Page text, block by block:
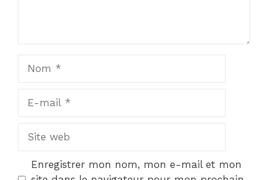
mail
web
Enregistrer mon nom, mon e-mail et mon